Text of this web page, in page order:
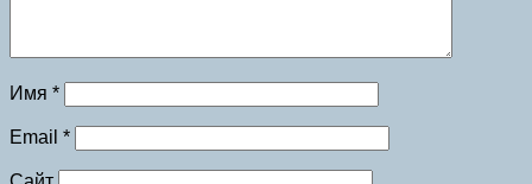
Имя *
Email *